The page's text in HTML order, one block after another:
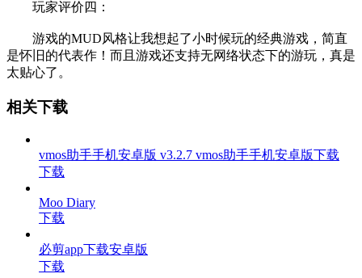
玩家评价四：
游戏的MUD风格让我想起了小时候玩的经典游戏，简直
是怀旧的代表作！而且游戏还支持无网络状态下的游玩，真是
太贴心了。
相关下载
vmos助手手机安卓版 v3.2.7 vmos助手手机安卓版下载
下载
Moo Diary
下载
必剪app下载安卓版
下载